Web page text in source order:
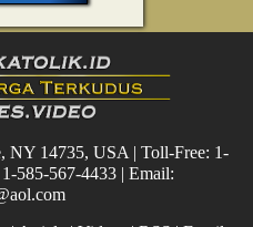
NY 14735, USA | Toll-Free: 1-
585-567-4433 | Email: